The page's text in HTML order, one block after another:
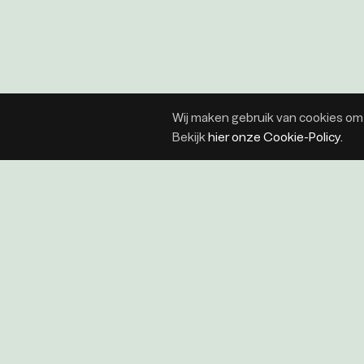
Wij maken gebruik van cookies
Bekijkhier onze Cookie-Policy.